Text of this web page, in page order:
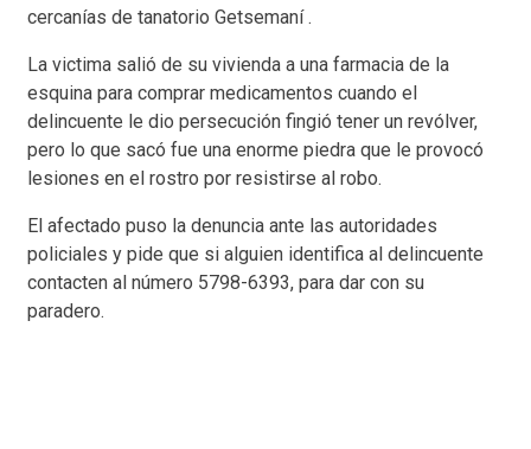
cercanías de tanatorio Getsemaní .
La victima salió de su vivienda a una farmacia de la
esquina para comprar medicamentos cuando el
delincuente le dio persecución fingió tener un revólver,
pero lo que sacó fue una enorme piedra que le provocó
lesiones en el rostro por resistirse al robo.
El afectado puso la denuncia ante las autoridades
policiales y pide que si alguien identifica al delincuente
contacten al número 5798-6393, para dar con su
paradero.